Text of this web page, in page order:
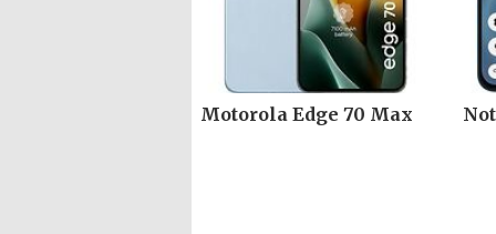
Motorola Edge 70 Max